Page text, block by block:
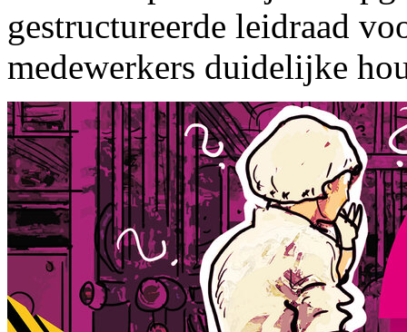
gestructureerde leidraad
medewerkers duidelijke